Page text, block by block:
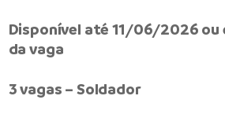
Disponível até 11/06/2026
da vaga
3 vagas – Soldador